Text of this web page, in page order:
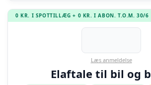
0 KR. I SPOTTILLÆG + 0 KR. I ABON. T.O.M. 30/6
Læs anmeldelse
Elaftale til bil og